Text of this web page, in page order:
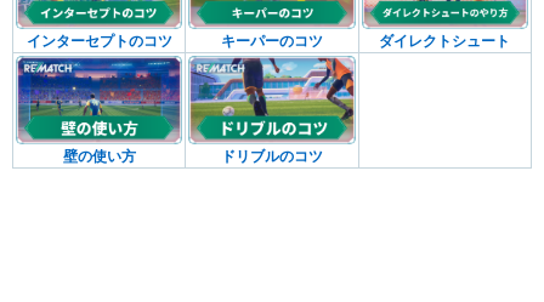
インターセプトのコツ キーパーのコツ ダイレクトシュート
壁の使い方 ドリブルのコツ